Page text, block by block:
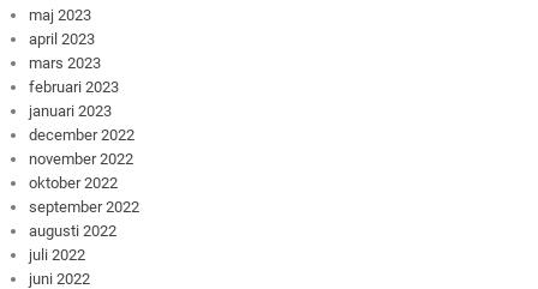
maj 2023
april 2023
mars 2023
februari 2023
januari 2023
december 2022
november 2022
oktober 2022
september 2022
augusti 2022
juli 2022
juni 2022